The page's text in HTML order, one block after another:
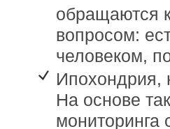
обращаются
вопросом:
человеком,
Ипохондрия,
На основе
мониторинга